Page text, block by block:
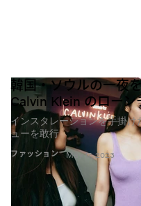
ファッション
韓国・ソウルの一夜
Calvin Klein のロー
インスタレーションを手掛
ューを敢行
May 17, 2023